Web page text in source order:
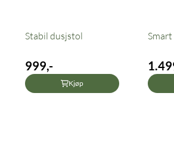
Stabil dusjstol
999,-
Kjøp